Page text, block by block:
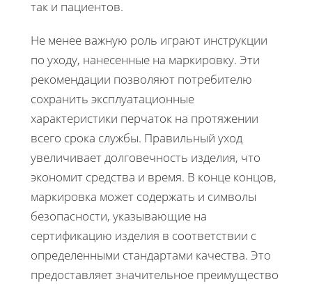
так и пациентов.
Не менее важную роль играют инструкции
по уходу, нанесенные на маркировку. Эти
рекомендации позволяют потребителю
сохранить эксплуатационные
характеристики перчаток на протяжении
всего срока службы. Правильный уход
увеличивает долговечность изделия, что
экономит средства и время. В конце концов,
маркировка может содержать и символы
безопасности, указывающие на
сертификацию изделия в соответствии с
определенными стандартами качества. Это
предоставляет значительное преимущество